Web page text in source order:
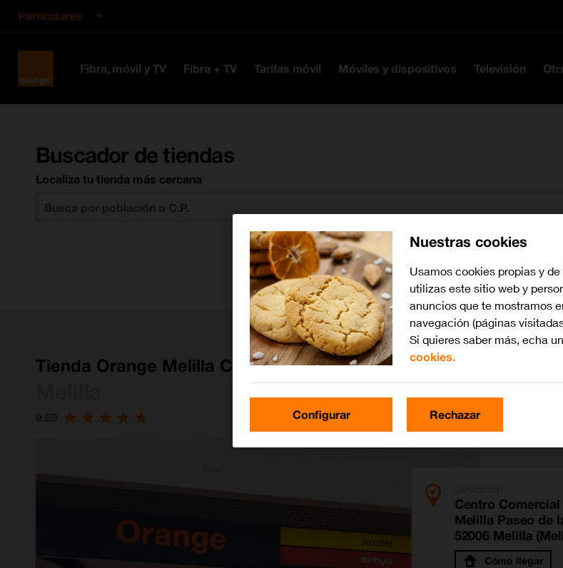
Particulares
EspañaFibra, móvil y TV Fibra + TV Tarifas móvil Móviles y dispositivos Televisión
Buscador de tiendas
Localiza tu tienda más cercana
Buscar tiendas cerca de mí
Tienda Orange Melilla CC Parque Melilla
Centro
Melilla Paseo de
52006 Melilla
Cómo llegar
Nuestras cookies
Usamos cookies propias y
utilizas este sitio web y
anuncios que te mostramos
navegación (páginas
Si quieres saber más, echa
cookies.
Configurar Rechazar